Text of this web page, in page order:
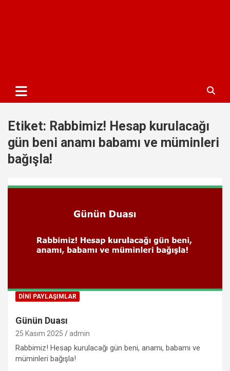
Etiket: Rabbimiz! Hesap kurulacağı
gün beni anamı babamı ve müminleri
bağışla!
DINI PAYLAŞIMLAR
Günün Duası
25 Kasım 2025 admin
Rabbimiz! Hesap kurulacağı gün beni, anamı, babamı ve
müminleri bağışla!